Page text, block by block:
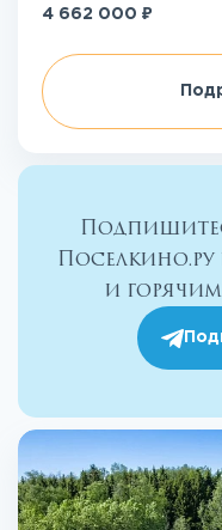
4 662 000 ₽
Поселкино.ру
и